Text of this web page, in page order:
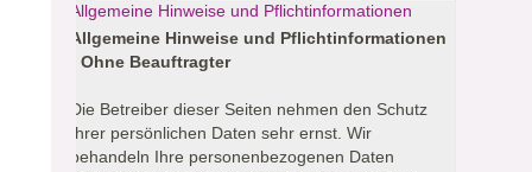
Allgemeine Hinweise und Pflichtinformationen
Allgemeine Hinweise und Pflichtinformationen
- Ohne Beauftragter
Die Betreiber dieser Seiten nehmen den Schutz
Ihrer persönlichen Daten sehr ernst. Wir
behandeln Ihre personenbezogenen Daten